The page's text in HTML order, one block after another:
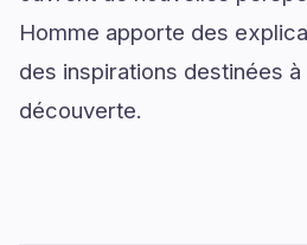
Homme apporte des
des inspirations destinées
découverte.